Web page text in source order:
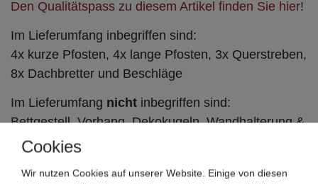
Den Qualitätspass zu diesem Artikel finden Sie hier!
Im Lieferumfang inbegriffen sind:
4x kurze Pfosten, 4x lange Pfosten, 3x Querstreben,
8x Dachbretter und Beschläge
Im Lieferumfang nicht inbegriffen sind:
Bettgestell, Vorhang, Dekokugeln, Wandhalterung &
Dekorationen.
Alle wichtigen Versandinformationen finden Sie hier!
Cookies
Wir nutzen Cookies auf unserer Website. Einige von diesen